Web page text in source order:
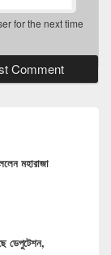
for the next time
মহারাজা
ডেপুটেশন,